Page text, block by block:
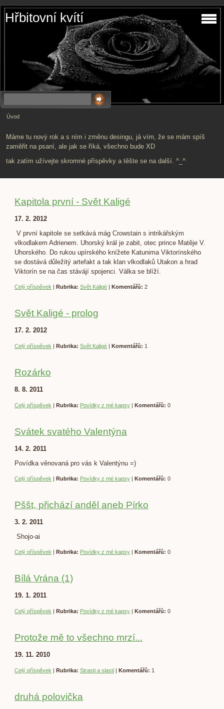
Hřbitovní kvítí
Úvod
Máme tu nový rok a s ním i změnu desingu, já vím, že se mám spíš
zaměřit na psaní, ale jak se říká, všechno bude XD
tak zatím užívejte skromné příspěvky a těšte se na další. ^_^
Kapitola první - Svět Kaligé
17. 2. 2012
V první kapitole se setkává mág Crowstain s intrikářským
vlkodlakem Adrienem. Uhorský král je zabit, otec prince Matěje V.
Uhorského. Do rukou upírského knížete Katunima Viktorínského
se dostává důležitý artefakt a tak klan vlkodlaků Utakon a hrad
Viktorín se na čas stávájí spojenci. Válka se blíží.
Celý příspěvek | Rubrika: Svět Kaligé | Komentářů: 2
Svět Kaligé - prolog
17. 2. 2012
Celý příspěvek | Rubrika: Svět Kaligé | Komentářů: 1
Rozárko
8. 8. 2011
Celý příspěvek | Rubrika: Povídky z mé kapsy | Komentářů: 0
Svátek svatého Valentýna
14. 2. 2011
Povídka věnovaná pro vás k Valentýnu =)
Celý příspěvek | Rubrika: Povídky z mé kapsy | Komentářů: 0
Pššt, přichází anděl aneb Pírko
3. 2. 2011
Shojo-ai
Celý příspěvek | Rubrika: Povídky z mé kapsy | Komentářů: 0
Bílá Vrána (1)
19. 1. 2011
Celý příspěvek | Rubrika: Povídky z mé kapsy | Komentářů: 0
Protože mě to všechno mrzí...
19. 11. 2010
Celý příspěvek | Rubrika: Strasti a slasti | Komentářů: 1
druhá polovička